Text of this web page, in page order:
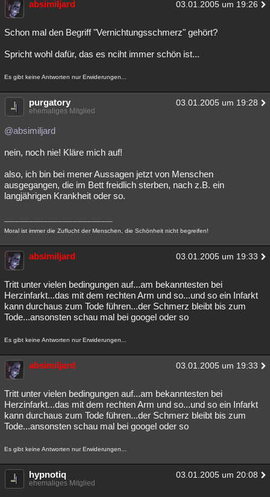
absimiljard 03.01.2005 um 19:26
Schon mal den Begriff "Vernichtungsschmerz" gehört?
Spricht wohl dafür, das es nciht immer schön ist...
Es gibt keine Antworten nur Erwiderungen...
purgatory 03.01.2005 um 19:28
ehemaliges Mitglied
@absimiljard
nein, noch nie! Kläre mich auf!
also, ich bin bei mener Aussagen jetzt von Menschen
ausgegangen, die im Bett freidlich sterben, nach z.B. ein
langjährigen Krankheit oder so.
Moral ist immer die Zuflucht der Menschen, die Schönheit nicht begreifen!
absimiljard 03.01.2005 um 19:33
Tritt unter vielen bedingungen auf...am bekanntesten bei
Herzinfarkt...das mit dem rechten Arm und so...und so ein Infarkt
kann durchaus zum Tode führen...der Schmerz bleibt bis zum
Tode...ansonsten schau mal bei googel oder so
Es gibt keine Antworten nur Erwiderungen...
absimiljard 03.01.2005 um 19:33
Tritt unter vielen bedingungen auf...am bekanntesten bei
Herzinfarkt...das mit dem rechten Arm und so...und so ein Infarkt
kann durchaus zum Tode führen...der Schmerz bleibt bis zum
Tode...ansonsten schau mal bei googel oder so
Es gibt keine Antworten nur Erwiderungen...
hypnotiq 03.01.2005 um 20:08
ehemaliges Mitglied